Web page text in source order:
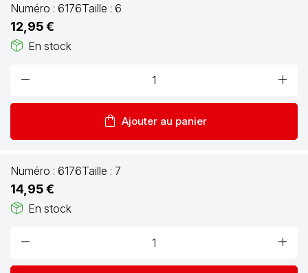
Numéro : 6176Taille : 6
12,95 €
package_2 En stock
remove add
shopping_bag Ajouter au panier
Numéro : 6176Taille : 7
14,95 €
package_2 En stock
remove add